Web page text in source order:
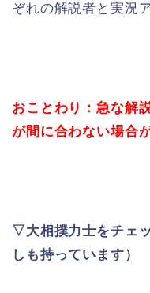
ぞれの解説者と実況
おことわり：急な解
が間に合わない場合
▽大相撲力士をチェ
しも持っています）